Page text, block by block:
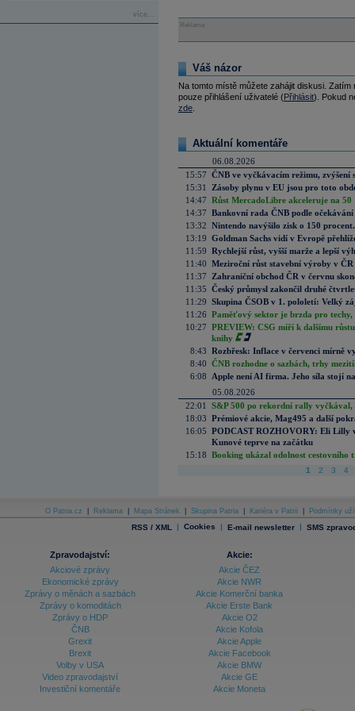
více...
Reklama
Váš názor
Na tomto místě můžete zahájit diskusi.
pouze přihlášení uživatelé (Přihlásit). Pokud
zde
Aktuální komentáře
06.08.2026
15:57 ČNB ve vyčkávacím režimu, zvýšení
15:31
Zásoby plynu v EU jsou pro toto
14:47 Růst MercadoLibre akceleruje na
14:37 Bankovní rada ČNB podle
13:32 Nintendo navýšilo zisk o 150
13:19 Goldman Sachs vidí v Evropě
11:59 Rychlejší růst, vyšší marže a lepší
11:40 Meziroční růst stavební výroby v
11:37
Zahraniční obchod ČR v červnu
11:35 Český průmysl zakončil druhé
11:29 Skupina ČSOB v 1. pololetí: Velký
11:26 Paměťový sektor je brzda pro techy,
10:27 PREVIEW: CSG míří k dalšímu
knihy
8:43 Rozbřesk: Inflace v červenci mírně
8:40 ČNB rozhodne o sazbách, trhy
6:08
Apple není AI firma. Jeho síla stojí
05.08.2026
22:01
S&P 500 po rekordní rally vyčkával,
18:03 Prémiové akcie, Mag495 a další
16:05 PODCAST ROZHOVORY: Eli Lilly
Kunové teprve na začátku
15:18 Booking ukázal odolnost cestovního
1 2 3 4
O Patria.cz Reklama Mapa Stránek Skupina Patria Kariéra v Patrii Podmínky
RSS / XML | Cookies | E-mail newsletter | SMS
Zpravodajství:
Akciové zprávy
Ekonomické zprávy
Zprávy o měnách a sazbách
Zprávy o komoditách
Zprávy o HDP
ČNB
Grexit
Brexit
Volby v USA
Video zpravodajství
Investiční komentáře
Akcie:
Akcie ČEZ
Akcie NWR
Akcie Komerční banka
Akcie Erste Bank
Akcie O2
Akcie Kofola
Akcie Apple
Akcie Facebook
Akcie BMW
Akcie GE
Akcie Moneta